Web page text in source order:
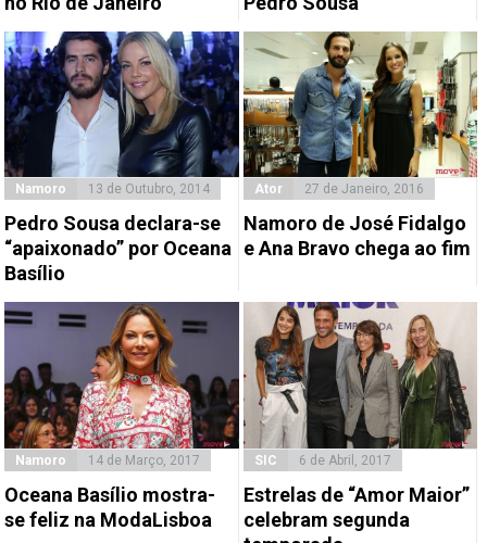
Namoro 13 de Outubro, 2014
Pedro Sousa declara-se
“apaixonado” por Oceana
Basílio
Ator 27 de Janeiro, 2016
Namoro de José Fidalgo
e Ana Bravo chega ao fim
Namoro 14 de Março, 2017
Oceana Basílio mostra-
se feliz na ModaLisboa
SIC 6 de Abril, 2017
Estrelas de “Amor Maior”
celebram segunda